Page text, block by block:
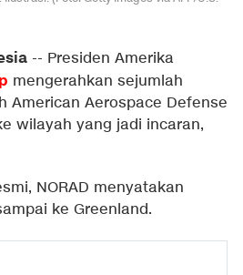
-- Presiden Amerika
mengerahkan sejumlah
American Aerospace Defense
wilayah yang jadi incaran,
NORAD menyatakan
ke Greenland.